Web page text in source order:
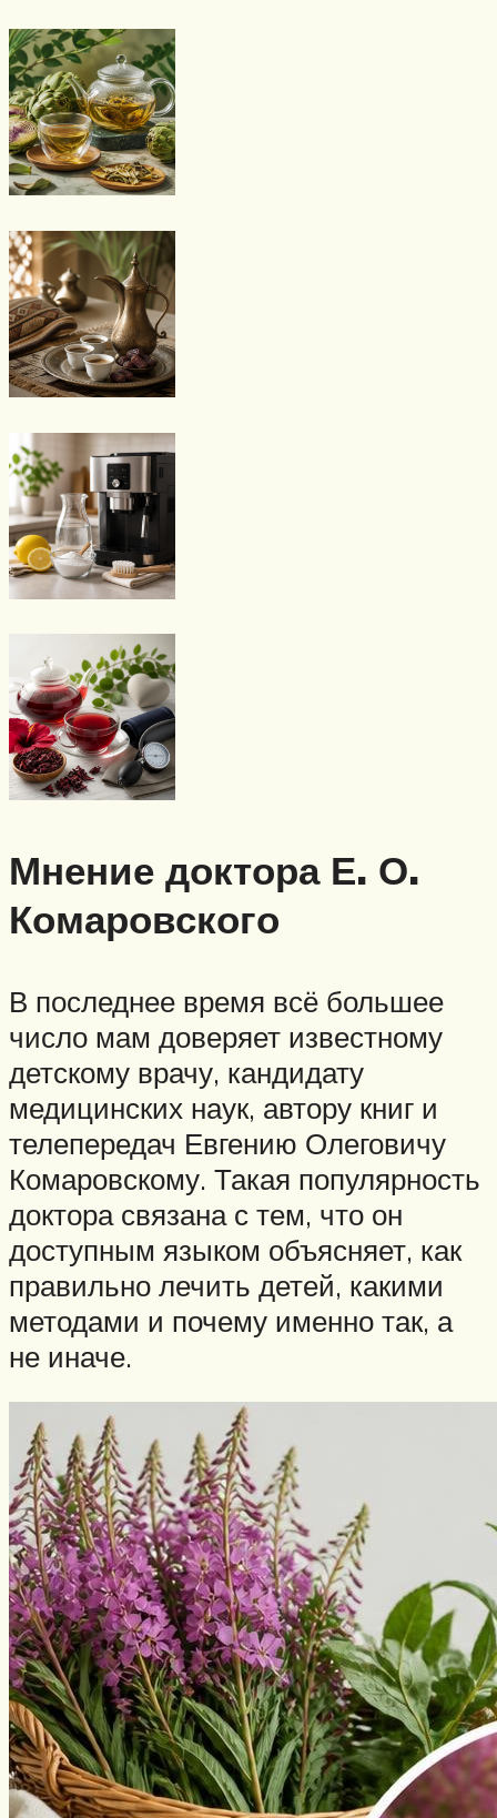
Мнение доктора Е. О.
Комаровского
В последнее время всё большее
число мам доверяет известному
детскому врачу, кандидату
медицинских наук, автору книг и
телепередач Евгению Олеговичу
Комаровскому. Такая популярность
доктора связана с тем, что он
доступным языком объясняет, как
правильно лечить детей, какими
методами и почему именно так, а
не иначе.